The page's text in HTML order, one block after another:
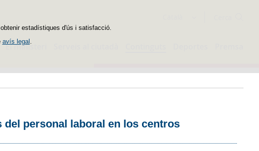
estadístiques d'ús i satisfacció.
avís legal
El ministeri
personal laboral en los centros